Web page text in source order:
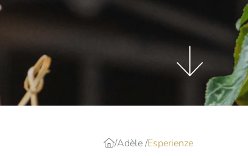
Adèle Esperienze